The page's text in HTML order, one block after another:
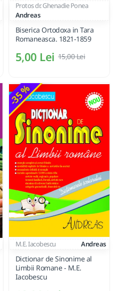
Protos dr. Ghenadie Ponea
Andreas
Biserica Ortodoxa in Tara
Romaneasca. 1821-1859
5,00 Lei 15,00 Lei
-35 %
M.E. Iacobescu Andreas
Dictionar de Sinonime al
Limbii Romane - M.E.
Iacobescu